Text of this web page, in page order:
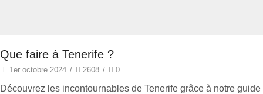
Que faire à Tenerife ?
1er octobre 2024 / 2608 / 0
Découvrez les incontournables de Tenerife grâce à notre guide